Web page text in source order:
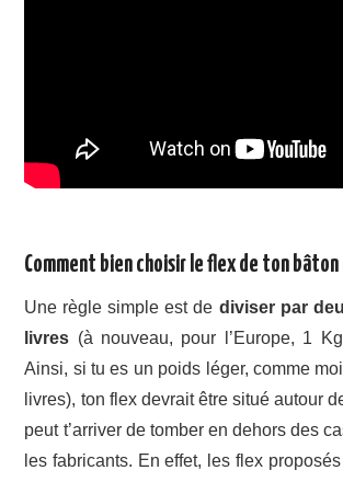
Comment bien choisir le flex de ton bâton
Une règle simple est de diviser par
livres (à nouveau, pour l’Europe, 1
Ainsi, si tu es un poids léger, comme
livres), ton flex devrait être situé autour
peut t’arriver de tomber en dehors des
les fabricants. En effet, les flex